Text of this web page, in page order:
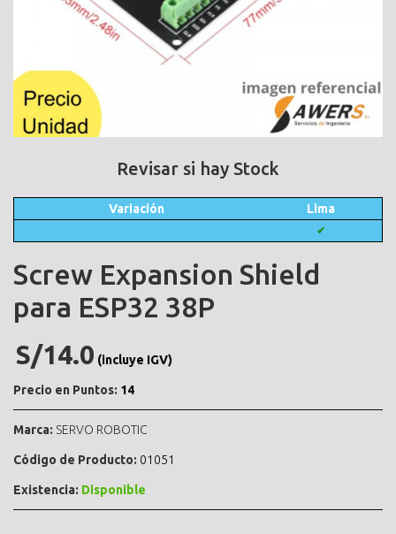
Revisar si hay Stock
Variación Lima
✔
Screw Expansion Shield
para ESP32 38P
S/14.0 (incluye IGV)
Precio en Puntos: 14
Marca: SERVO ROBOTIC
Código de Producto: 01051
Existencia: Disponible